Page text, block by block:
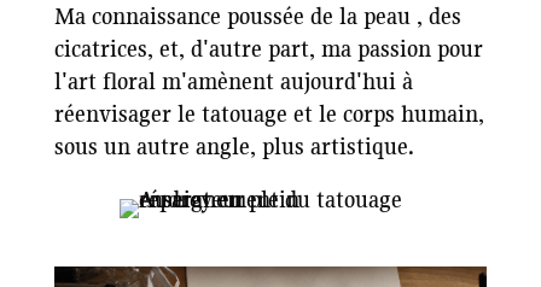
Ma connaissance poussée de la peau , des
cicatrices, et, d'autre part, ma passion pour
l'art floral m'amènent aujourd'hui à
réenvisager le tatouage et le corps humain,
sous un autre angle, plus artistique.